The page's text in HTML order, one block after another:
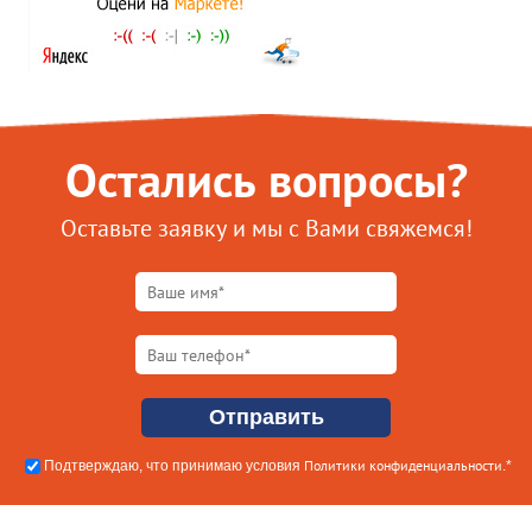
Остались вопросы?
Оставьте заявку и мы с Вами свяжемся!
Подтверждаю, что принимаю условия Политики конфиденциальности .*